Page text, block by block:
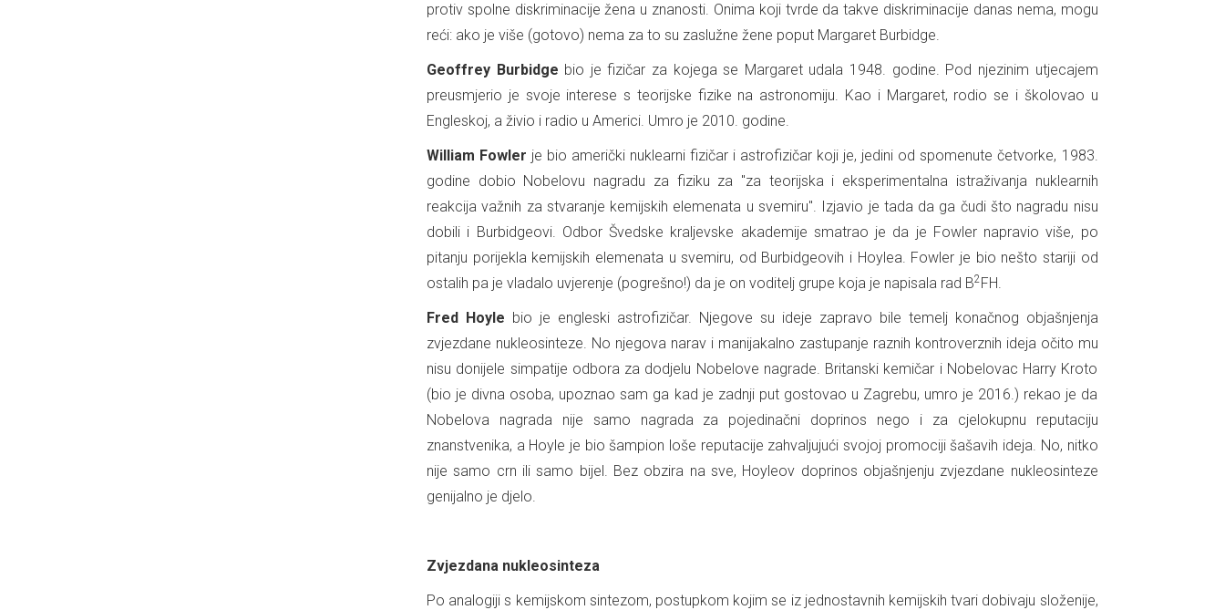
protiv spolne diskriminacije žena u znanosti. Onima koji tvrde da takve diskriminacije danas nema, mogu
reći: ako je više (gotovo) nema za to su zaslužne žene poput Margaret Burbidge.
Geoffrey Burbidge bio je fizičar za kojega se Margaret udala 1948. godine. Pod njezinim utjecajem
preusmjerio je svoje interese s teorijske fizike na astronomiju. Kao i Margaret, rodio se i školovao u
Engleskoj, a živio i radio u Americi. Umro je 2010. godine.
William Fowler je bio američki nuklearni fizičar i astrofizičar koji je, jedini od spomenute četvorke, 1983.
godine dobio Nobelovu nagradu za fiziku za "za teorijska i eksperimentalna istraživanja nuklearnih
reakcija važnih za stvaranje kemijskih elemenata u svemiru". Izjavio je tada da ga čudi što nagradu nisu
dobili i Burbidgeovi. Odbor Švedske kraljevske akademije smatrao je da je Fowler napravio više, po
pitanju porijekla kemijskih elemenata u svemiru, od Burbidgeovih i Hoylea. Fowler je bio nešto stariji od
ostalih pa je vladalo uvjerenje (pogrešno!) da je on voditelj grupe koja je napisala rad B2FH.
Fred Hoyle bio je engleski astrofizičar. Njegove su ideje zapravo bile temelj konačnog objašnjenja
zvjezdane nukleosinteze. No njegova narav i manijakalno zastupanje raznih kontroverznih ideja očito mu
nisu donijele simpatije odbora za dodjelu Nobelove nagrade. Britanski kemičar i Nobelovac Harry Kroto
(bio je divna osoba, upoznao sam ga kad je zadnji put gostovao u Zagrebu, umro je 2016.) rekao je da
Nobelova nagrada nije samo nagrada za pojedinačni doprinos nego i za cjelokupnu reputaciju
znanstvenika, a Hoyle je bio šampion loše reputacije zahvaljujući svojoj promociji šašavih ideja. No, nitko
nije samo crn ili samo bijel. Bez obzira na sve, Hoyleov doprinos objašnjenju zvjezdane nukleosinteze
genijalno je djelo.
Zvjezdana nukleosinteza
Po analogiji s kemijskom sintezom, postupkom kojim se iz jednostavnih kemijskih tvari dobivaju složenije,